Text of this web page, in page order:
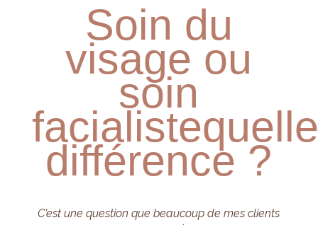
Soin du
visage ou
soin
facialistequelle
différence ?
C’est une question que beaucoup de mes clients